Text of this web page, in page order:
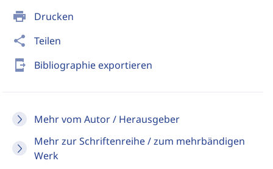
print Drucken
share Teilen
send_to_mobile Bibliographie exportieren
Mehr vom Autor / Herausgeber
Mehr zur Schriftenreihe / zum mehrbändigen
Werk